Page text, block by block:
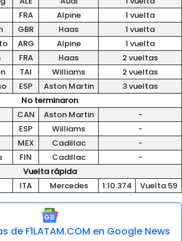
FRA Alpine
1 vuelta
GBR Haas
1 vuelta
ARG Alpine
1 vuelta
FRA Haas
2 vueltas
TAI Williams
2 vueltas
ESP Aston Martin
3 vueltas
No terminaron
CAN Aston Martin
-
ESP Williams
-
MEX Cadillac
-
FIN Cadillac
-
Vuelta rápida
ITA Mercedes 1:10.374 Vuelta 59
de F1LATAM.COM en Google News